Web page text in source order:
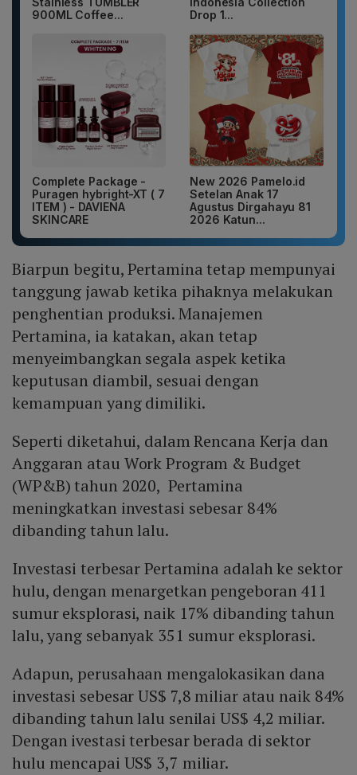
900ML Coffee...
Drop 1...
Complete Package -
Puragen hybright-XT ( 7
ITEM ) - DAVIENA
SKINCARE
New 2026 Pamelo.id
Setelan Anak 17
Agustus Dirgahayu 81
2026 Katun...
Biarpun begitu, Pertamina tetap mempunyai
tanggung jawab ketika pihaknya melakukan
penghentian produksi. Manajemen
Pertamina, ia katakan, akan tetap
menyeimbangkan segala aspek ketika
keputusan diambil, sesuai dengan
kemampuan yang dimiliki.
Seperti diketahui, dalam Rencana Kerja dan
Anggaran atau Work Program & Budget
(WP&B) tahun 2020, Pertamina
meningkatkan investasi sebesar 84%
dibanding tahun lalu.
Investasi terbesar Pertamina adalah ke sektor
hulu, dengan menargetkan pengeboran 411
sumur eksplorasi, naik 17% dibanding tahun
lalu, yang sebanyak 351 sumur eksplorasi.
Adapun, perusahaan mengalokasikan dana
investasi sebesar US$ 7,8 miliar atau naik 84%
dibanding tahun lalu senilai US$ 4,2 miliar.
Dengan ivestasi terbesar berada di sektor
hulu mencapai US$ 3,7 miliar.